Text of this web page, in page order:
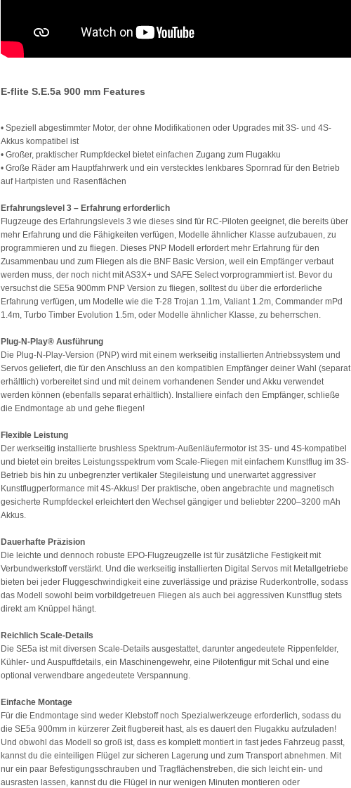
E-flite S.E.5a 900 mm Features
• Speziell abgestimmter Motor, der ohne Modifikationen oder Upgrades mit 3S- und 4S-
Akkus kompatibel ist
• Großer, praktischer Rumpfdeckel bietet einfachen Zugang zum Flugakku
• Große Räder am Hauptfahrwerk und ein verstecktes lenkbares Spornrad für den Betrieb
auf Hartpisten und Rasenflächen
Erfahrungslevel 3 – Erfahrung erforderlich
Flugzeuge des Erfahrungslevels 3 wie dieses sind für RC-Piloten geeignet, die bereits über
mehr Erfahrung und die Fähigkeiten verfügen, Modelle ähnlicher Klasse aufzubauen, zu
programmieren und zu fliegen. Dieses PNP Modell erfordert mehr Erfahrung für den
Zusammenbau und zum Fliegen als die BNF Basic Version, weil ein Empfänger verbaut
werden muss, der noch nicht mit AS3X+ und SAFE Select vorprogrammiert ist. Bevor du
versuchst die SE5a 900mm PNP Version zu fliegen, solltest du über die erforderliche
Erfahrung verfügen, um Modelle wie die T-28 Trojan 1.1m, Valiant 1.2m, Commander mPd
1.4m, Turbo Timber Evolution 1.5m, oder Modelle ähnlicher Klasse, zu beherrschen.
Plug-N-Play® Ausführung
Die Plug-N-Play-Version (PNP) wird mit einem werkseitig installierten Antriebssystem und
Servos geliefert, die für den Anschluss an den kompatiblen Empfänger deiner Wahl (separat
erhältlich) vorbereitet sind und mit deinem vorhandenen Sender und Akku verwendet
werden können (ebenfalls separat erhältlich). Installiere einfach den Empfänger, schließe
die Endmontage ab und gehe fliegen!
Flexible Leistung
Der werkseitig installierte brushless Spektrum-Außenläufermotor ist 3S- und 4S-kompatibel
und bietet ein breites Leistungsspektrum vom Scale-Fliegen mit einfachem Kunstflug im 3S-
Betrieb bis hin zu unbegrenzter vertikaler Stegileistung und unerwartet aggressiver
Kunstflugperformance mit 4S-Akkus! Der praktische, oben angebrachte und magnetisch
gesicherte Rumpfdeckel erleichtert den Wechsel gängiger und beliebter 2200–3200 mAh
Akkus.
Dauerhafte Präzision
Die leichte und dennoch robuste EPO-Flugzeugzelle ist für zusätzliche Festigkeit mit
Verbundwerkstoff verstärkt. Und die werkseitig installierten Digital Servos mit Metallgetriebe
bieten bei jeder Fluggeschwindigkeit eine zuverlässige und präzise Ruderkontrolle, sodass
das Modell sowohl beim vorbildgetreuen Fliegen als auch bei aggressiven Kunstflug stets
direkt am Knüppel hängt.
Reichlich Scale-Details
Die SE5a ist mit diversen Scale-Details ausgestattet, darunter angedeutete Rippenfelder,
Kühler- und Auspuffdetails, ein Maschinengewehr, eine Pilotenfigur mit Schal und eine
optional verwendbare angedeutete Verspannung.
Einfache Montage
Für die Endmontage sind weder Klebstoff noch Spezialwerkzeuge erforderlich, sodass du
die SE5a 900mm in kürzerer Zeit flugbereit hast, als es dauert den Flugakku aufzuladen!
Und obwohl das Modell so groß ist, dass es komplett montiert in fast jedes Fahrzeug passt,
kannst du die einteiligen Flügel zur sicheren Lagerung und zum Transport abnehmen. Mit
nur ein paar Befestigungsschrauben und Tragflächenstreben, die sich leicht ein- und
ausrasten lassen, kannst du die Flügel in nur wenigen Minuten montieren oder